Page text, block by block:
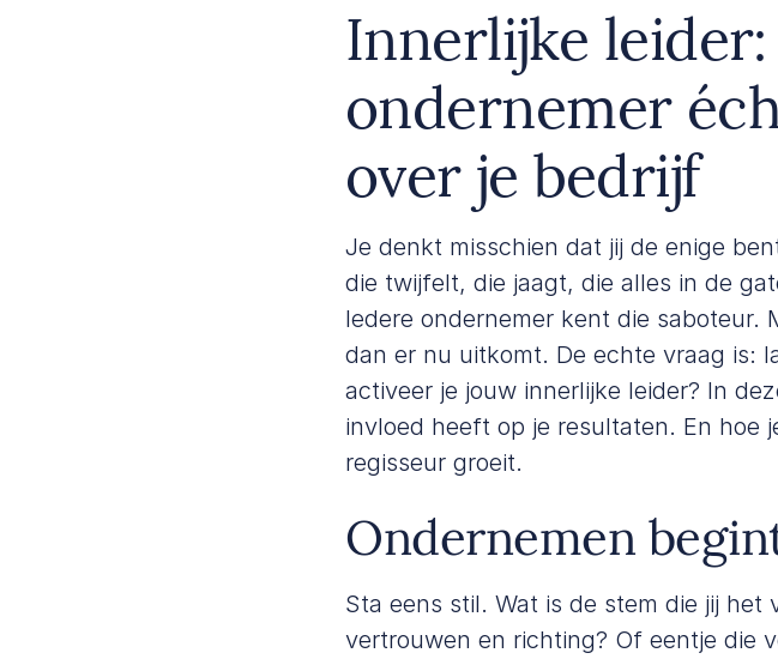
Innerlijke leider:
ondernemer
over je bedrijf
Je denkt misschien dat jij de enige
die twijfelt, die jaagt, die alles in de
Iedere ondernemer kent die saboteur.
dan er nu uitkomt. De echte vraag is:
activeer je jouw innerlijke leider? In
invloed heeft op je resultaten. En hoe
regisseur groeit.
Ondernemen
Sta eens stil. Wat is de stem die jij het
vertrouwen en richting? Of eentje die